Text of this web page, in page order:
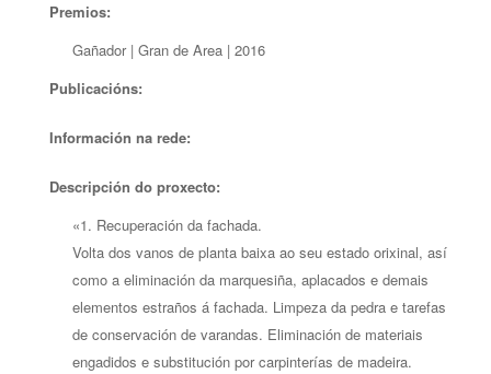
Premios:
Gañador | Gran de Area | 2016
Publicacións:
Información na rede:
Descripción do proxecto:
«1. Recuperación da fachada.
Volta dos vanos de planta baixa ao seu estado orixinal, así
como a eliminación da marquesiña, aplacados e demais
elementos estraños á fachada. Limpeza da pedra e tarefas
de conservación de varandas. Eliminación de materiais
engadidos e substitución por carpinterías de madeira.